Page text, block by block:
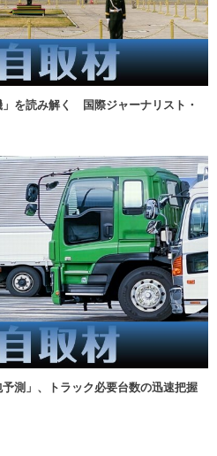
」を読み解く 国際ジャーナリスト・
測」、トラック必要台数の迅速把握